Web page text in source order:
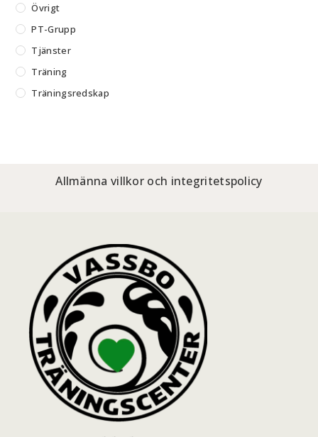
Övrigt
PT-Grupp
Tjänster
Träning
Träningsredskap
Allmänna villkor och integritetspolicy